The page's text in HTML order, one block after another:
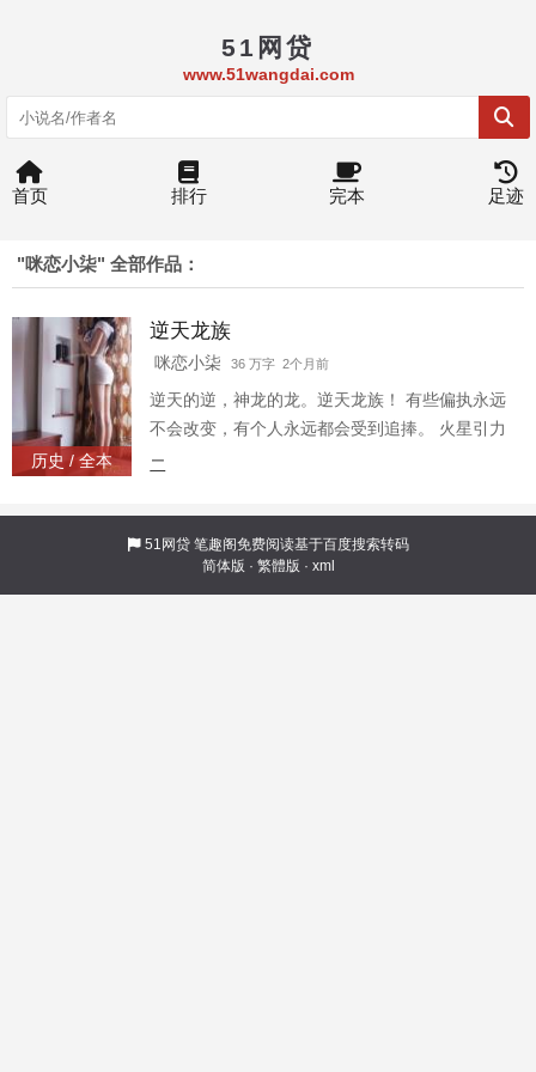
51网贷
www.51wangdai.com
首页 排行 完本 足迹
"咪恋小柒" 全部作品：
历史 / 全本
逆天龙族
咪恋小柒 36 万字 2个月前
逆天的逆，神龙的龙。逆天龙族！ 有些偏执永远
不会改变，有个人永远都会受到追捧。 火星引力
二
51网贷笔趣阁免费阅读基于百度搜索转码
简体版 · 繁體版 · xml